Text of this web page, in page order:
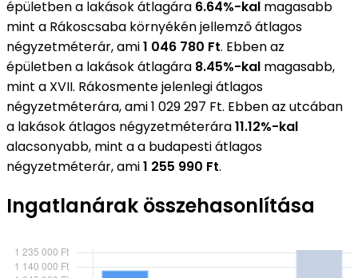
épületben a lakások átlagára 6.64%-kal magasabb
mint a Rákoscsaba környékén jellemző átlagos
négyzetméterár, ami1 046 780 Ft. Ebben az
épületben a lakások átlagára 8.45%-kal magasabb,
mint a XVII. Rákosmente jelenlegi átlagos
négyzetméterára, ami 1 029 297 Ft. Ebben az utcában
a lakások átlagos négyzetméterára11.12%-kal
alacsonyabb, mint a a budapesti átlagos
négyzetméterár, ami1 255 990 Ft.
Ingatlanárak összehasonlítása